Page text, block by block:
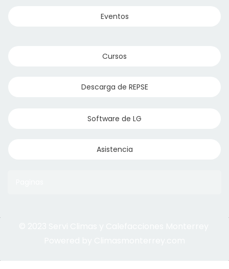
Eventos
Cursos
Descarga de REPSE
Software de LG
Asistencia